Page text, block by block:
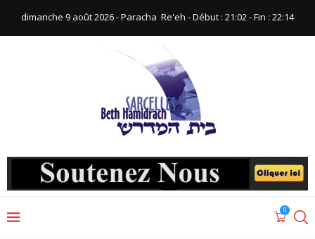
dimanche 9 août 2026 - Paracha ‪ Re'eh‬ - Début : 21:02‬ - Fin : ‪22:14‬
0